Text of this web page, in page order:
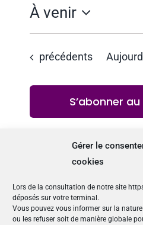
Gérer le
cookies
Lors de la consultation de notre site
déposés sur votre terminal.
Vous pouvez vous informer sur la
ou les refuser soit de manière globale
À venir
Sélectionnez
date.
Évènements
précédents
S’abonner